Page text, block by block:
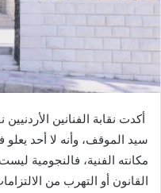
أكدت نقابة الفنانين الأردنيين
سيد الموقف، وأنه لا أحد
مكانته الفنية، فالنجومية
القانون أو التهرب من